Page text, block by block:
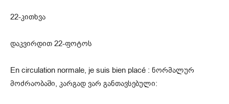
22-კითხვა
დაკვირდით 22-ფოტოს
En circulation normale, je suis bien placé : ნორმალურ
მოძრაობაში, კარგად ვარ განთავსებული: